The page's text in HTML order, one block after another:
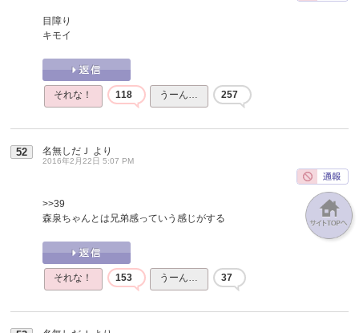
目障り
キモイ
それな！ 118 うーん… 257
52 名無しだＪ より
2016年2月22日 5:07 PM
>>39
森泉ちゃんとは兄弟感っていう感じがする
それな！ 153 うーん… 37